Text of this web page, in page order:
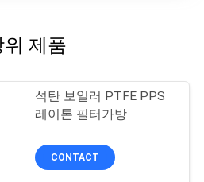
위 제품
석탄 보일러 PTFE PPS
레이톤 필터가방
CONTACT